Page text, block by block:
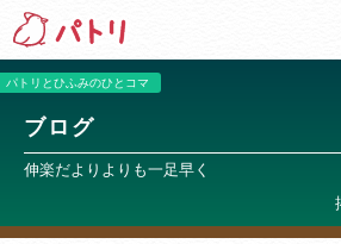
パトリとひふみのひとコマ
ブログ
伸楽だよりよりも一足早く